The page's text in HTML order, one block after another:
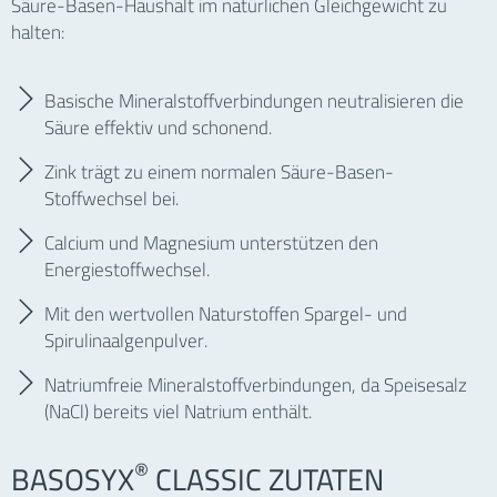
Datenschutzbestimmungen keine Anwendung finden.
**Möglicherweise werden nicht alle Apotheken in Ihrer Nähe auf gesund de oder ihre-apotheken.de
Online-Bestellvorgang ggf. über den Internetauftritt der jeweiligen Apotheke durchführen.
halten:
Basische Mineralstoffverbindungen neutralisieren die
Säure effektiv und schonend.
Zink trägt zu einem normalen Säure-Basen-
Stoffwechsel bei.
Calcium und Magnesium unterstützen den
Energiestoffwechsel.
Mit den wertvollen Naturstoffen Spargel- und
Spirulinaalgenpulver.
Natriumfreie Mineralstoffverbindungen, da Speisesalz
(NaCl) bereits viel Natrium enthält.
BASOSYX® CLASSIC ZUTATEN